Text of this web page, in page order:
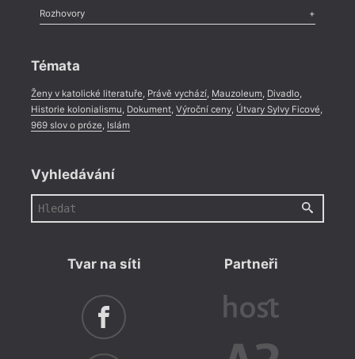
Literární zítřky
Celá rubrika
Rozhovory
Témata
Ženy v katolické literatuře, Právě vychází, Mauzoleum, Divadlo,
Historie kolonialismu, Dokument, Výroční ceny, Útvary Sylvy Ficové,
969 slov o próze, Islám
Vyhledávání
Tvar na síti Partneři